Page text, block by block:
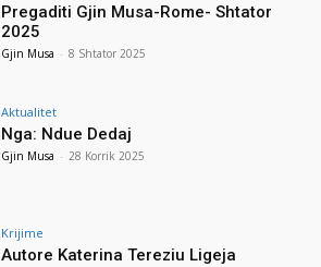
Pregaditi Gjin Musa-Rome- Shtator
2025
Gjin Musa - 8 Shtator 2025
Aktualitet
Nga: Ndue Dedaj
Gjin Musa - 28 Korrik 2025
Krijime
Autore Katerina Tereziu Ligeja